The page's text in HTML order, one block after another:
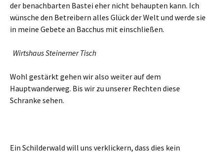
der benachbarten Bastei eher nicht behaupten kann. Ich
wünsche den Betreibern alles Glück der Welt und werde sie
in meine Gebete an Bacchus mit einschließen.
Wirtshaus Steinerner Tisch
Wohl gestärkt gehen wir also weiter auf dem
Hauptwanderweg. Bis wir zu unserer Rechten diese
Schranke sehen.
Ein Schilderwald will uns verklickern, dass dies kein